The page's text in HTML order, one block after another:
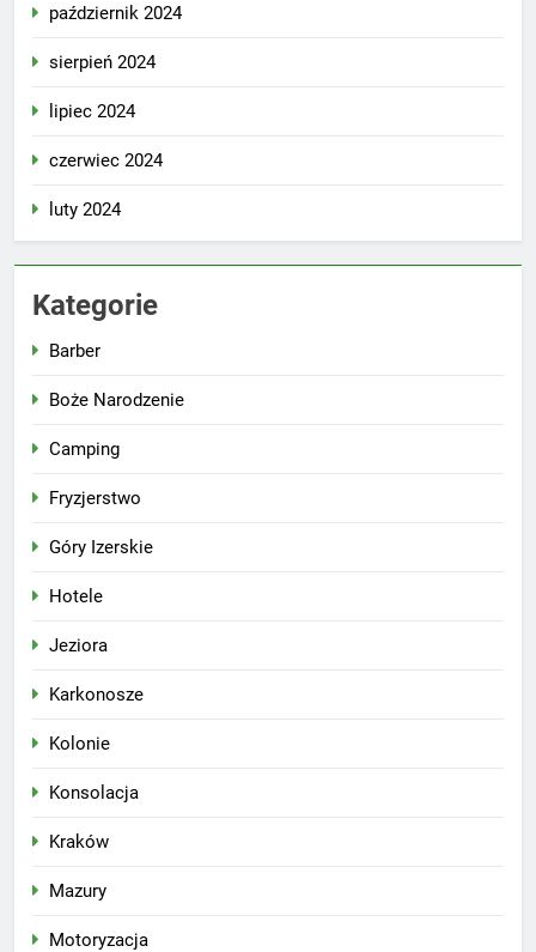
październik 2024
sierpień 2024
lipiec 2024
czerwiec 2024
luty 2024
Kategorie
Barber
Boże Narodzenie
Camping
Fryzjerstwo
Góry Izerskie
Hotele
Jeziora
Karkonosze
Kolonie
Konsolacja
Kraków
Mazury
Motoryzacja